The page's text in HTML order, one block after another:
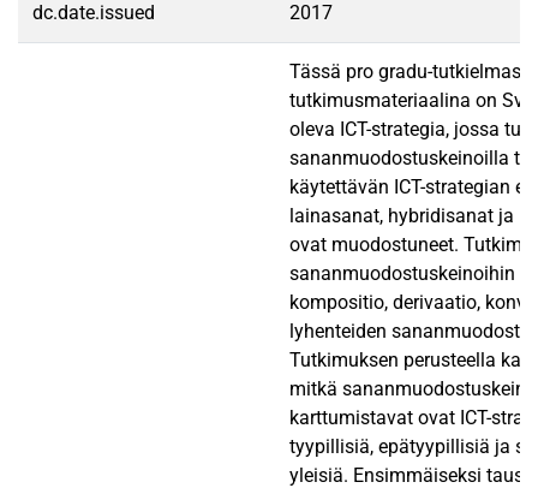
dc.date.issued 2017
Tässä pro gradu-
tutkimusmateriaalina on
oleva ICT-strategia, jossa
sananmuodostuskeinoilla
käytettävän ICT-strategian
lainasanat, hybridisanat ja
ovat muodostuneet.
sananmuodostuskeinoihin
kompositio, derivaatio,
lyhenteiden
Tutkimuksen perusteella
mitkä
karttumistavat ovat ICT-
tyypillisiä, epätyypillisiä ja
yleisiä. Ensimmäiseksi